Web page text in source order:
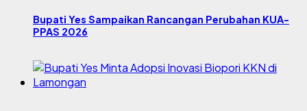
Bupati Yes Sampaikan Rancangan Perubahan KUA-
PPAS 2026